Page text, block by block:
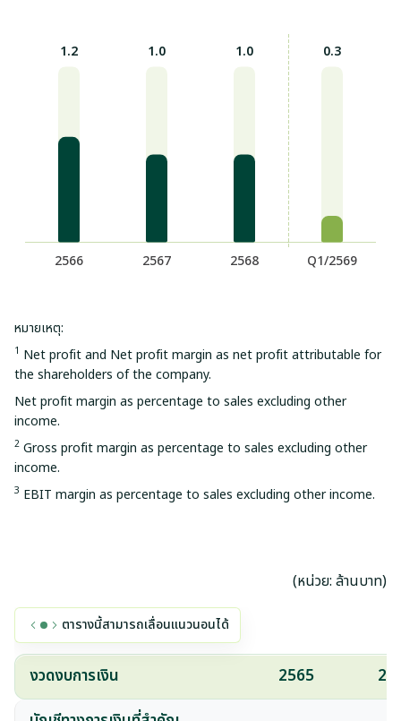
หมายเหตุ:
1 Net profit and Net profit margin as net profit attributable for
the shareholders of the company.
Net profit margin as percentage to sales excluding other
income.
2 Gross profit margin as percentage to sales excluding other
income.
3 EBIT margin as percentage to sales excluding other income.
(หน่วย: ล้านบาท)
ตารางนี้สามารถเลื่อนแนวนอนได้
งวดงบการเงิน 2565